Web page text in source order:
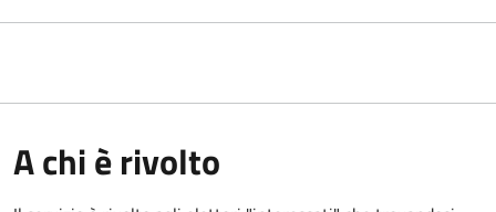
A chi è rivolto